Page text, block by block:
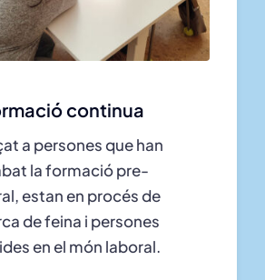
continua
a persones que han
la formació pre-
estan en procés de
de feina i persones
en el món laboral.